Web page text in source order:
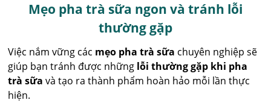
Mẹo pha trà sữa ngon và tránh lỗi
thường gặp
Việc nắm vững các mẹo pha trà sữa chuyên nghiệp sẽ
giúp bạn tránh được những lỗi thường gặp khi pha
trà sữa và tạo ra thành phẩm hoàn hảo mỗi lần thực
hiện.